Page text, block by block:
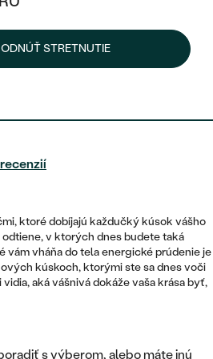
PRSTEŇA A
STRETNUTIE
-9 %
Možnosti doručenia
ktoré dobíjajú každučký kúsok vášho
v ktorých dnes budete taká
vám vháňa do tela energické prúdenie je
kúskoch, ktorými ste sa dnes voči
aká vášnivá dokáže vaša krása byť,
s výberom, alebo máte inú